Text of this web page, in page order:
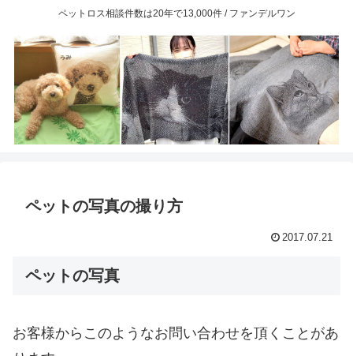
ペットロス相談件数は20年で13,000件 / ファンデルワン
ペットの写真の撮り方
2017.07.21
ペットの写真
お客様からこのようなお問い合わせを頂くことがあ